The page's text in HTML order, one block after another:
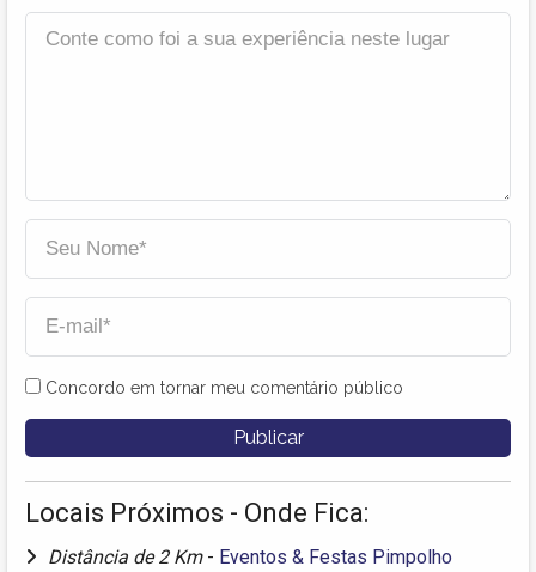
Concordo em tornar meu comentário público
Locais Próximos - Onde Fica:
Distância de 2 Km - Eventos & Festas Pimpolho